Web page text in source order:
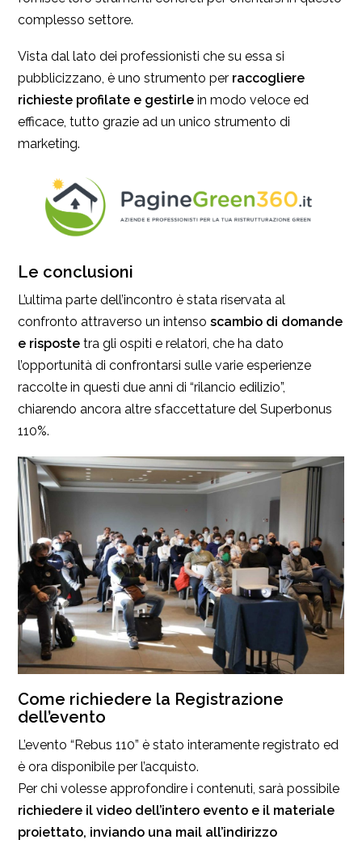
complesso settore.
Vista dal lato dei professionisti che su essa si
pubblicizzano, è uno strumento per raccogliere
richieste profilate e gestirle in modo veloce ed
efficace, tutto grazie ad un unico strumento di
marketing.
Le conclusioni
L’ultima parte dell’incontro è stata riservata al
confronto attraverso un intenso scambio di domande
e risposte tra gli ospiti e relatori, che ha dato
l’opportunità di confrontarsi sulle varie esperienze
raccolte in questi due anni di “rilancio edilizio”,
chiarendo ancora altre sfaccettature del Superbonus
110%.
Come richiedere la Registrazione
dell’evento
L’evento “Rebus 110” è stato interamente registrato ed
è ora disponibile per l’acquisto.
Per chi volesse approfondire i contenuti, sarà possibile
richiedere il video dell’intero evento e il materiale
proiettato, inviando una mail all’indirizzo